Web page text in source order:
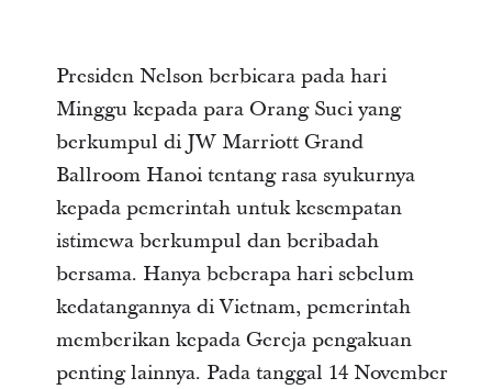
Presiden Nelson berbicara pada hari
Minggu kepada para Orang Suci yang
berkumpul di JW Marriott Grand
Ballroom Hanoi tentang rasa syukurnya
kepada pemerintah untuk kesempatan
istimewa berkumpul dan beribadah
bersama. Hanya beberapa hari sebelum
kedatangannya di Vietnam, pemerintah
memberikan kepada Gereja pengakuan
penting lainnya. Pada tanggal 14 November